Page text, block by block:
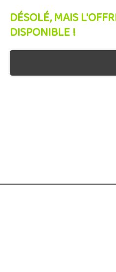
DÉSOLÉ, MAIS
DISPONIBLE !